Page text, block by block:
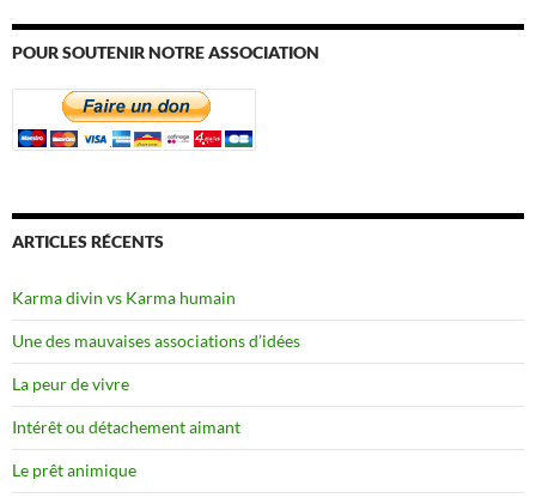
POUR SOUTENIR NOTRE ASSOCIATION
ARTICLES RÉCENTS
Karma divin vs Karma humain
Une des mauvaises associations d’idées
La peur de vivre
Intérêt ou détachement aimant
Le prêt animique